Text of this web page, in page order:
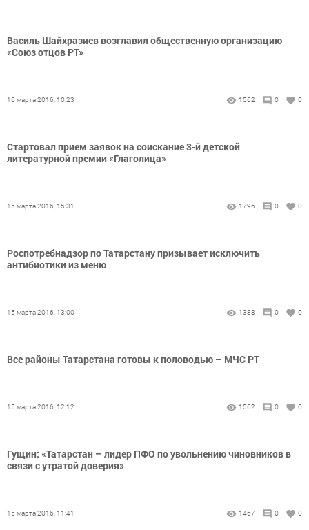
Василь Шайхразиев возглавил общественную организацию
«Союз отцов РТ»
16 марта 2016, 10:23 1562 0 0
Стартовал прием заявок на соискание 3-й детской
литературной премии «Глаголица»
15 марта 2016, 15:31 1796 0 0
Роспотребнадзор по Татарстану призывает исключить
антибиотики из меню
15 марта 2016, 13:00 1388 0 0
Все районы Татарстана готовы к половодью – МЧС РТ
15 марта 2016, 12:12 1562 0 0
Гущин: «Татарстан – лидер ПФО по увольнению чиновников в
связи с утратой доверия»
15 марта 2016, 11:41 1467 0 0